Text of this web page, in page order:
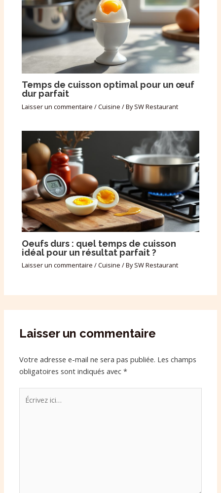
Temps de cuisson optimal pour un œuf
dur parfait
Laisser un commentaire /Cuisine / BySW Restaurant
Oeufs durs : quel temps de cuisson
idéal pour un résultat parfait ?
Laisser un commentaire /Cuisine / BySW Restaurant
Laisser un commentaire
Votre adresse e-mail ne sera pas publiée. Les champs
obligatoires sont indiqués avec*
ici…